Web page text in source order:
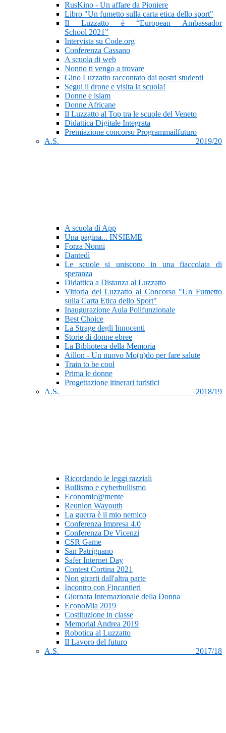
RusKino - Un affare da Pioniere
Libro "Un fumetto sulla carta etica dello sport"
Il Luzzatto è “European Ambassador
School 2021”
Intervista su Code.org
Conferenza Cassano
A scuola di web
Nonno ti vengo a trovare
Gino Luzzatto raccontato dai nostri studenti
Segui il drone e visita la scuola!
Donne e islam
Donne Africane
Il Luzzatto al Top tra le scuole del Veneto
Didattica Digitale Integrata
Premiazione concorso Programmailfuturo
A.S. 2019/20
A scuola di App
Una pagina... INSIEME
Forza Nonni
Dantedì
Le scuole si uniscono in una fiaccolata di
speranza
Didattica a Distanza al Luzzatto
Vittoria del Luzzatto al Concorso "Un Fumetto
sulla Carta Etica dello Sport"
Inaugurazione Aula Polifunzionale
Best Choice
La Strage degli Innocenti
Storie di donne ebree
La Biblioteca della Memoria
Aillon - Un nuovo Mo(n)do per fare salute
Train to be cool
Prima le donne
Progettazione itinerari turistici
A.S. 2018/19
Ricordando le leggi razziali
Bullismo e cyberbullismo
Economic@mente
Reunion Wayouth
La guerra è il mio nemico
Conferenza Impresa 4.0
Conferenza De Vicenzi
CSR Game
San Patrignano
Safer Internet Day
Contest Cortina 2021
Non girarti dall'altra parte
Incontro con Fincantieri
Giornata Internazionale della Donna
EconoMia 2019
Costituzione in classe
Memorial Andrea 2019
Robotica al Luzzatto
Il Lavoro del futuro
A.S. 2017/18